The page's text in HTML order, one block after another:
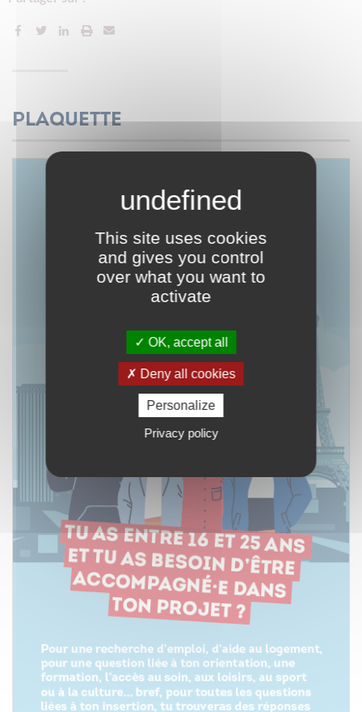
Plaquette
This site uses cookies
and gives you control
over what you want to
activate
OK, accept all
Deny all cookies
Personalize
Privacy policy